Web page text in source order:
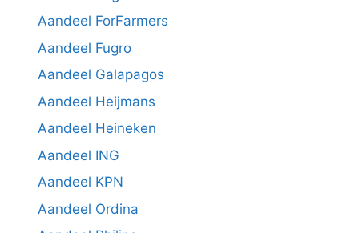
Aandeel ForFarmers
Aandeel Fugro
Aandeel Galapagos
Aandeel Heijmans
Aandeel Heineken
Aandeel ING
Aandeel KPN
Aandeel Ordina